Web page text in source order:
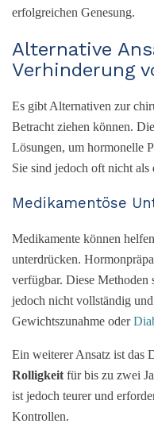
erfolgreichen Genesung.
Alternative
Verhinderung
Es gibt Alternativen zur
Betracht ziehen können.
Lösungen, um hormonelle
Sie sind jedoch oft nicht als
Medikamentöse
Medikamente können
unterdrücken.
verfügbar. Diese
jedoch nicht vollständig
Gewichtszunahme oder
Ein weiterer Ansatz ist das
Rolligkeit für bis zu zwei
ist jedoch teurer und
Kontrollen.